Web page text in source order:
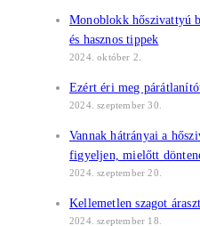
Monoblokk hőszivattyú
és hasznos tippek
2024. október 2.
Ezért éri meg
2024. szeptember 30.
Vannak hátrányai a
figyeljen, mielőtt
2024. szeptember 20.
Kellemetlen szagot
2024. szeptember 18.